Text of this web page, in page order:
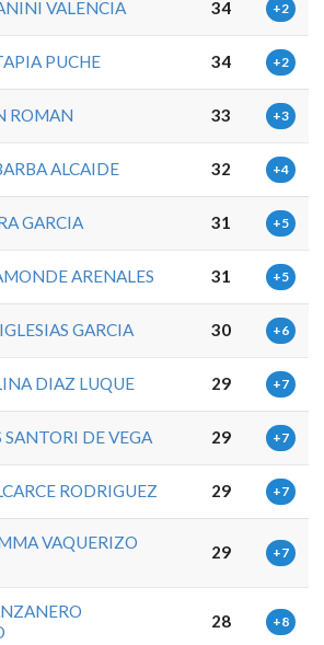
VALENCIA 34 +2
PUCHE 34 +2
ROMAN 33 +3
ALCAIDE 32 +4
GARCIA 31 +5
ARENALES 31 +5
GARCIA 30 +6
DIAZ LUQUE 29 +7
SANTORI DE VEGA 29 +7
RODRIGUEZ 29 +7
VAQUERIZO
29 +7
28 +8